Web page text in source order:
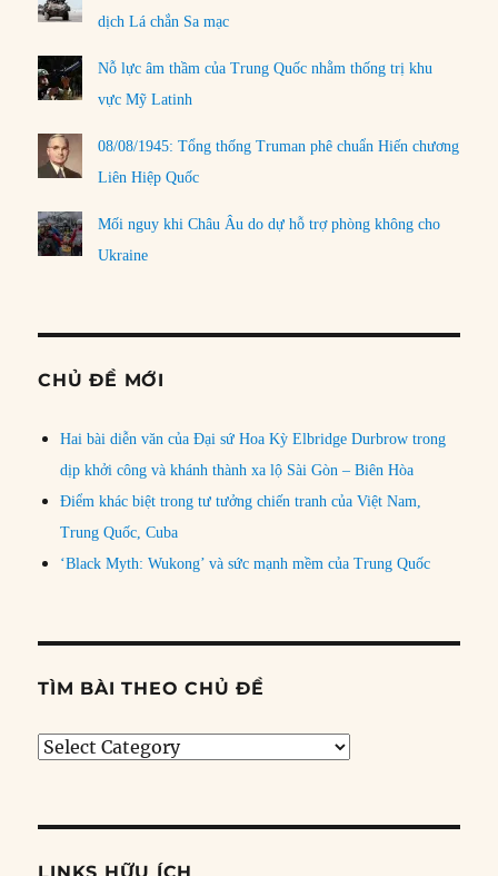
dịch Lá chắn Sa mạc
Nỗ lực âm thầm của Trung Quốc nhằm thống trị khu
vực Mỹ Latinh
08/08/1945: Tổng thống Truman phê chuẩn Hiến chương
Liên Hiệp Quốc
Mối nguy khi Châu Âu do dự hỗ trợ phòng không cho
Ukraine
CHỦ ĐỀ MỚI
Hai bài diễn văn của Đại sứ Hoa Kỳ Elbridge Durbrow trong
dịp khởi công và khánh thành xa lộ Sài Gòn – Biên Hòa
Điểm khác biệt trong tư tưởng chiến tranh của Việt Nam,
Trung Quốc, Cuba
‘Black Myth: Wukong’ và sức mạnh mềm của Trung Quốc
TÌM BÀI THEO CHỦ ĐỀ
Tìm
đề